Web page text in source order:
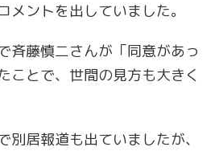
メントを出していました。
斉藤慎二さんが「同意があっ
ことで、世間の見方も大きく
別居報道も出ていましたが、